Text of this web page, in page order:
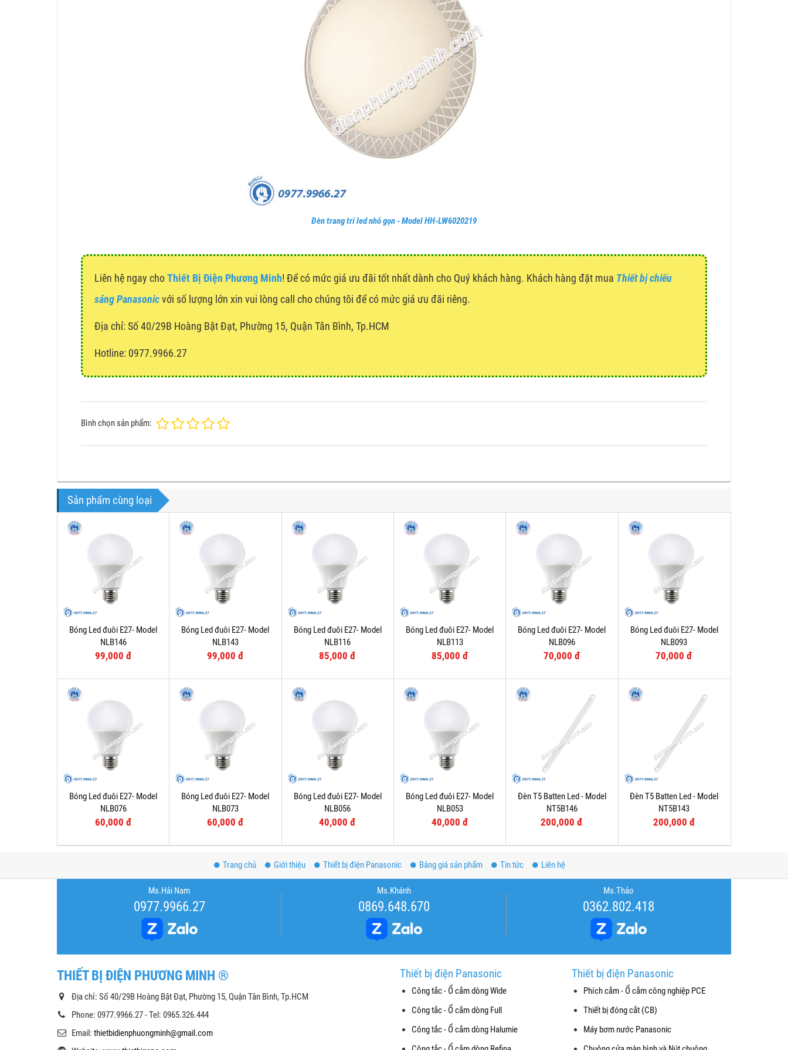
Đèn trang trí led nhỏ gọn - Model HH-LW6020219
Liên hệ ngay choThiết Bị Điện Phương Minh! Để có mức giá ưu đãi tốt nhất dành cho Quý khách hàng. Khách hàng đặt mua Thiết bị chiếu
sáng Panasonicvới số lượng lớn xin vui lòng call cho chúng tôi để có mức giá ưu đãi riêng.
Địa chỉ: Số 40/29B Hoàng Bật Đạt, Phường 15, Quận Tân Bình, Tp.HCM
Hotline: 0977.9966.27
Bình chọn sản phẩm:
Sản phẩm cùng loại
Bóng Led đuôi E27- Model
NLB146
99,000 đ
Bóng Led đuôi E27- Model
NLB143
99,000 đ
Bóng Led đuôi E27- Model
NLB116
85,000 đ
Bóng Led đuôi E27- Model
NLB113
85,000 đ
Bóng Led đuôi E27- Model
NLB096
70,000 đ
Bóng Led đuôi E27- Model
NLB093
70,000 đ
Bóng Led đuôi E27- Model
NLB076
60,000 đ
Bóng Led đuôi E27- Model
NLB073
60,000 đ
Bóng Led đuôi E27- Model
NLB056
40,000 đ
Bóng Led đuôi E27- Model
NLB053
40,000 đ
Đèn T5 Batten Led - Model
NT5B146
200,000 đ
Đèn T5 Batten Led - Model
NT5B143
200,000 đ
Trang chủ Giới thiệu Thiết bị điện Panasonic Bảng giá sản phẩm Tin tức Liên hệ
Ms.Hải Nam
0977.9966.27
Ms.Khánh
0869.648.670
Ms.Thảo
0362.802.418
THIẾT BỊ ĐIỆN PHƯƠNG MINH ®
Địa chỉ: Số 40/29B Hoàng Bật Đạt, Phường 15, Quận Tân Bình, Tp.HCM
Phone: 0977.9966.27 - Tel: 0965.326.444
Email: thietbidienphuongminh@gmail.com
Thiết bị điện Panasonic
Công tắc - Ổ cắm dòng Wide
Công tắc - Ổ cắm dòng Full
Công tắc - Ổ cắm dòng Halumie
Thiết bị điện Panasonic
Phích cắm - Ổ cắm công nghiệp PCE
Thiết bị đóng cắt (CB)
Máy bơm nước Panasonic